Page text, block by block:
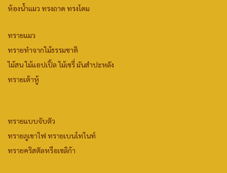
ห้องน้ำแมว ทรงถาด ทรงโดม
ทรายแมว
ทรายทำจากไม้ธรรมชาติ
ไม้สนไม้แอปเปิ้ลไม้เชรี่ มันสำปะหลัง
ทรายเต้าหู้
ทรายแบบจับตัว
ทรายภูเขาไฟ ทรายเบนโทไนท์
ทรายคริสตัลหรือเซลิก้า